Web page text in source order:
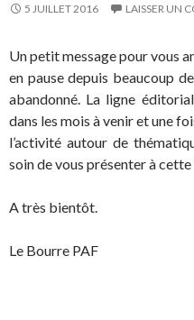
5 JUILLET 2016 LAISSER UN
Un petit message pour vous
en pause depuis beaucoup
abandonné. La ligne
dans les mois à venir et une
l’activité autour de
soin de vous présenter à
A très bientôt.
Le Bourre PAF